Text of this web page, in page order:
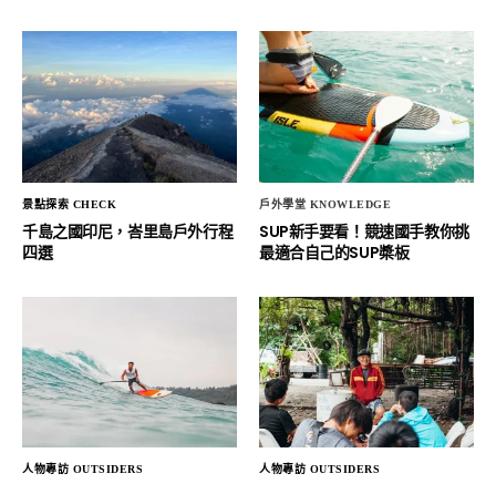
景點探索 CHECK
千島之國印尼，峇里島戶外行程
四選
戶外學堂 KNOWLEDGE
SUP新手要看！競速國手教你挑
最適合自己的SUP槳板
人物專訪 OUTSIDERS 人物專訪 OUTSIDERS